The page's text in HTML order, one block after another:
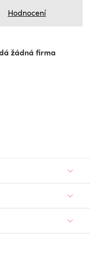
Hodnocení
žádná firma